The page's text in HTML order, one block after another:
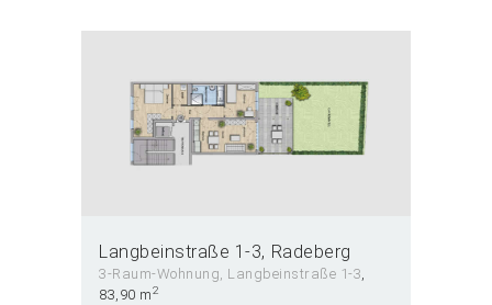
Langbeinstraße 1-3 Radeberg
3-Raum-Wohnung, Langbeinstraße 1-3
83,90 m2